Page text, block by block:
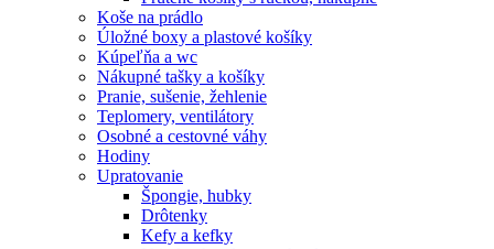
Koše na prádlo
Úložné boxy a plastové košíky
Kúpeľňa a wc
Nákupné tašky a košíky
Pranie, sušenie, žehlenie
Teplomery, ventilátory
Osobné a cestovné váhy
Hodiny
Upratovanie
Špongie, hubky
Drôtenky
Kefy a kefky